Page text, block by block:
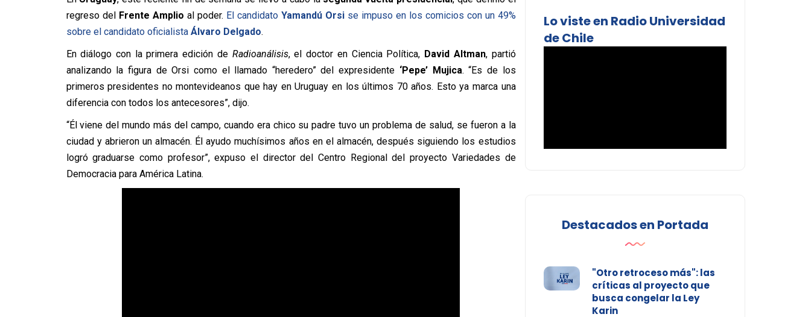
regreso del Frente Amplio al poder. El candidatoYamandú Orsise impuso en los comicios con un 49%
sobre el candidato oficialista Álvaro Delgado.
En diálogo con la primera edición de Radioanálisis, el doctor en Ciencia Política, David Altman, partió
analizando la figura de Orsi como el llamado “heredero” del expresidente ‘Pepe’ Mujica. “Es de los
primeros presidentes no montevideanos que hay en Uruguay en los últimos 70 años. Esto ya marca una
diferencia con todos los antecesores”, dijo.
“Él viene del mundo más del campo, cuando era chico su padre tuvo un problema de salud, se fueron a la
ciudad y abrieron un almacén. Él ayudo muchísimos años en el almacén, después siguiendo los estudios
logró graduarse como profesor”, expuso el director del Centro Regional del proyecto Variedades de
Democracia para América Latina.
Lo viste en Radio Universidad
de Chile
Destacados en Portada
"Otro retroceso más": las
críticas al proyecto que
busca congelar la Ley
Karin